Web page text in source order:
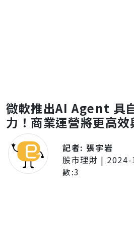
微軟推出AI Agent 具
力！商業運營將更高效
記者: 張宇岩
股市理財 |
數:3